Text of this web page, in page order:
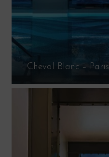
Cheval Blanc – Paris